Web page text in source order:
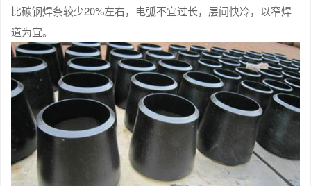
比碳钢焊条较少20%左右，电弧不宜过长，层间快冷，以窄焊
道为宜。